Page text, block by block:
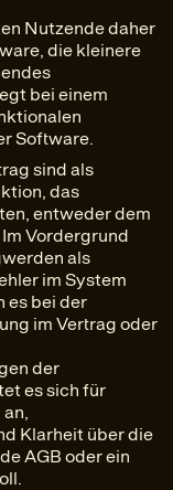
Nutzende daher
die kleinere
bei einem
Software.
sind als
das
entweder dem
Vordergrund
als
im System
es bei der
im Vertrag oder
der
es sich für
Klarheit über die
AGB oder ein